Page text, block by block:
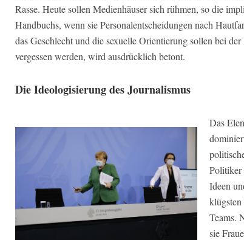
Rasse. Heute sollen Medienhäuser sich rühmen, so die
Handbuchs, wenn sie Personalentscheidungen nach
das Geschlecht und die sexuelle Orientierung sollen bei
vergessen werden, wird ausdrücklich betont.
Die Ideologisierung des Journalismus
Das
Politiker
Ideen
Teams.
sie